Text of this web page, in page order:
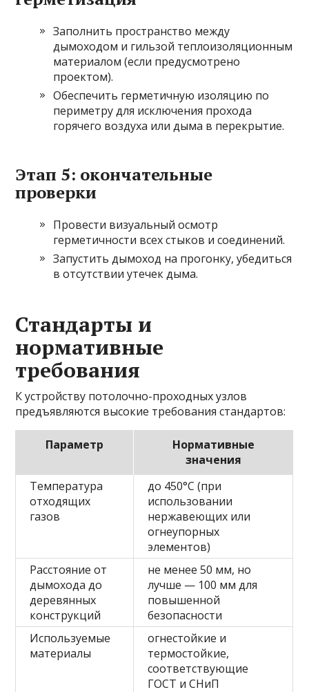
Заполнить пространство между
дымоходом и гильзой теплоизоляционным
материалом (если предусмотрено
проектом).
Обеспечить герметичную изоляцию по
периметру для исключения прохода
горячего воздуха или дыма в перекрытие.
Этап 5: окончательные
проверки
Провести визуальный осмотр
герметичности всех стыков и соединений.
Запустить дымоход на прогонку, убедиться
в отсутствии утечек дыма.
Стандарты и
нормативные
требования
К устройству потолочно-проходных узлов
предъявляются высокие требования стандартов:
Параметр
Нормативные
значения
Температура
отходящих
газов
до 450°C (при
использовании
нержавеющих или
огнеупорных
элементов)
Расстояние от
дымохода до
деревянных
конструкций
не менее 50 мм, но
лучше — 100 мм для
повышенной
безопасности
Используемые
материалы
огнестойкие и
термостойкие,
соответствующие
ГОСТ и СНиП